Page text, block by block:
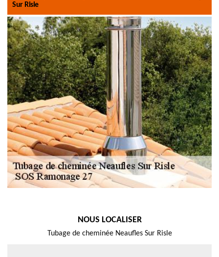
Sur Risle
NOUS LOCALISER
Tubage de cheminée Neaufles Sur Risle